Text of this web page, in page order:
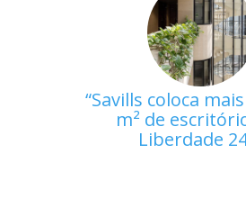
Savills coloca
m² de
Liberdade